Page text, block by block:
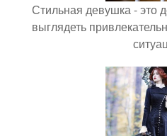
Стильная девушка - это
выглядеть